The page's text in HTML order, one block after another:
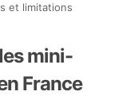
et limitations
mini-
France